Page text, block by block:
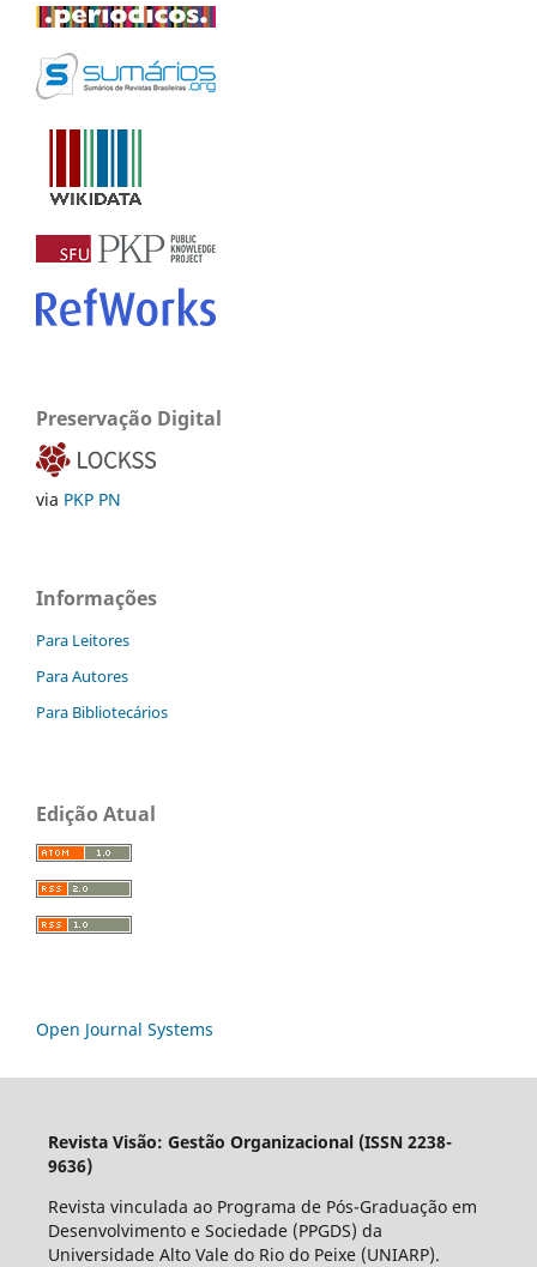
Preservação Digital
via PKP PN
Informações
Para Leitores
Para Autores
Para Bibliotecários
Edição Atual
Open Journal Systems
Revista Visão: Gestão Organizacional (ISSN 2238-
9636)
Revista vinculada ao Programa de Pós-Graduação em
Desenvolvimento e Sociedade (PPGDS) da
Universidade Alto Vale do Rio do Peixe (UNIARP).